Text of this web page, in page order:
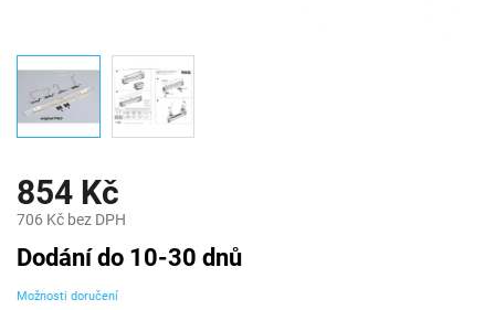
854 Kč
706 Kč bez DPH
Měrná
cena:
Dodání do 10-30 dnů
Možnosti doručení